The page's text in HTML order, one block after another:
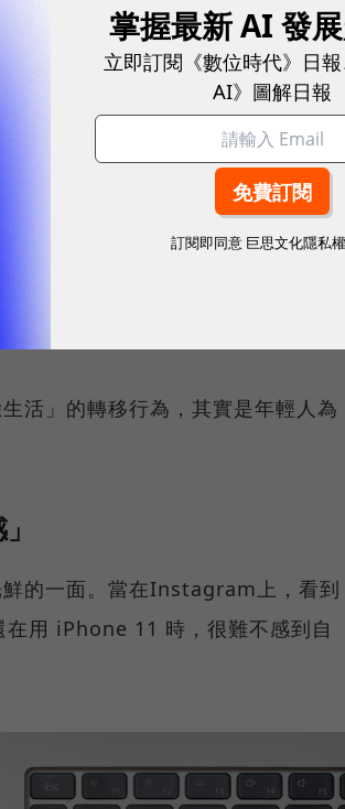
6.4，飆升到現在的 16.4，比倫敦
結構下，一個普通上班族必須不吃
能買房」變成「就算省下一輩子的
從遙不可及的房產，轉向還消費得
活」的轉移行為，其實是年輕人為
的一面。當在Instagram上，看到
用 iPhone 11 時，很難不感到自
掌握最新 AI 發
立即訂閱《數位時代》日
AI》圖解日報
訂閱即同意 巨思文化隱私